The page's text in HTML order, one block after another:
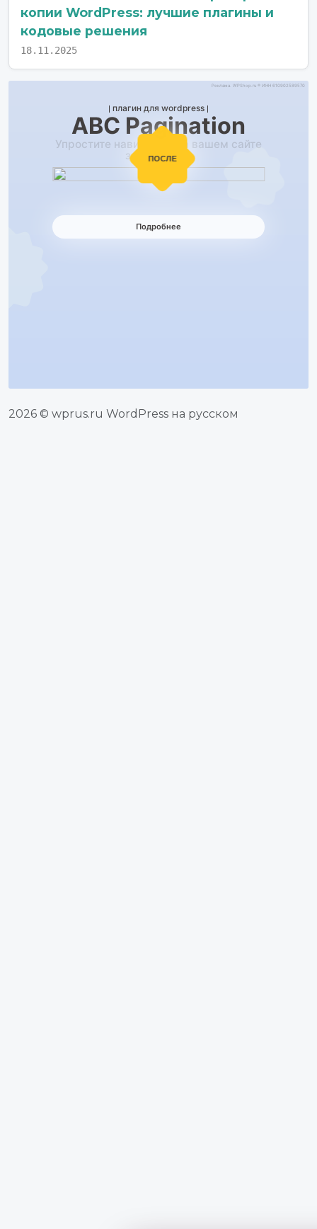
копии WordPress: лучшие плагины и
кодовые решения
18.11.2025
2026 © wprus.ru WordPress на русском